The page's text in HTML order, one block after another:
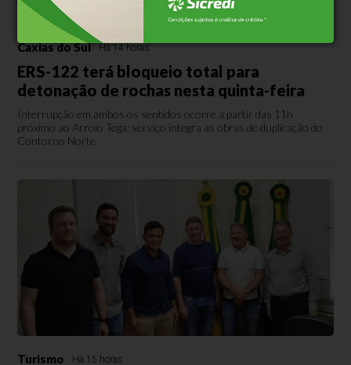
Caxias do Sul Há 14 horas
ERS-122 terá bloqueio total para
detonação de rochas nesta quinta-feira
Interrupção em ambos os sentidos ocorre a partir das 11h
próximo ao Arroio Tega; serviço integra as obras de duplicação do
Contorno Norte
Turismo Há 15 horas